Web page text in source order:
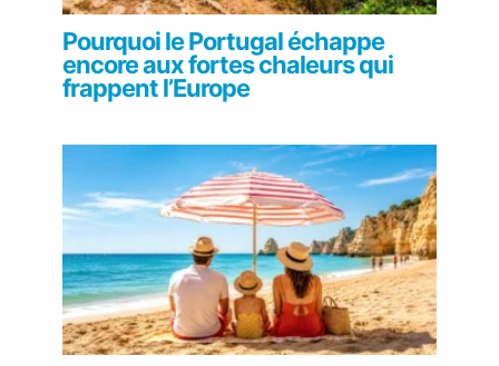
Pourquoi le Portugal échappe
encore aux fortes chaleurs qui
frappent l’Europe